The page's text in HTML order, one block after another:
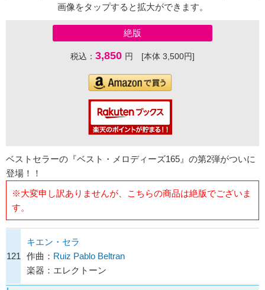
画像をタップすると拡大ができます。
絶版
税込： 3,850 円 [本体 3,500円]
ベストセラーの『ベスト・メロディーズ165』の第2弾がついに
登場！！
※大変申し訳ありませんが、こちらの商品は絶版でございま
す。
121
キエン・セラ
作曲： Ruiz Pablo Beltran
楽器：エレクトーン